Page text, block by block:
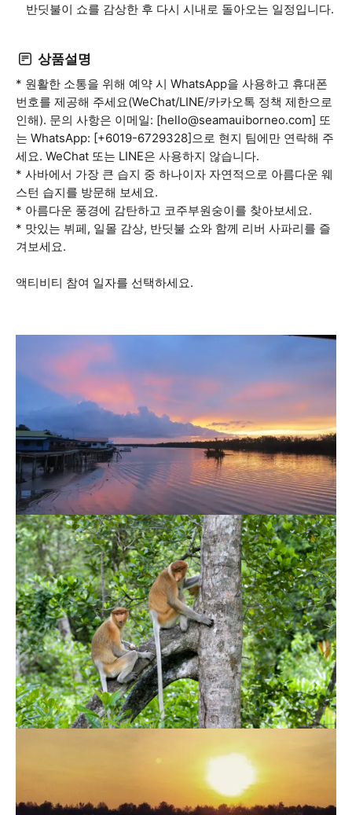
반딧불이 쇼를 감상한 후 다시 시내로 돌아오는 일정입니다.
상품설명
* 원활한 소통을 위해 예약 시 WhatsApp을 사용하고 휴대폰
번호를 제공해 주세요(WeChat/LINE/카카오톡 정책 제한으로
인해). 문의 사항은 이메일: [hello@seamauiborneo.com] 또
는 WhatsApp: [+6019-6729328]으로 현지 팀에만 연락해 주
세요. WeChat 또는 LINE은 사용하지 않습니다.
* 사바에서 가장 큰 습지 중 하나이자 자연적으로 아름다운 웨
스턴 습지를 방문해 보세요.
* 아름다운 풍경에 감탄하고 코주부원숭이를 찾아보세요.
* 맛있는 뷔페, 일몰 감상, 반딧불 쇼와 함께 리버 사파리를 즐
겨보세요.
액티비티 참여 일자를 선택하세요.